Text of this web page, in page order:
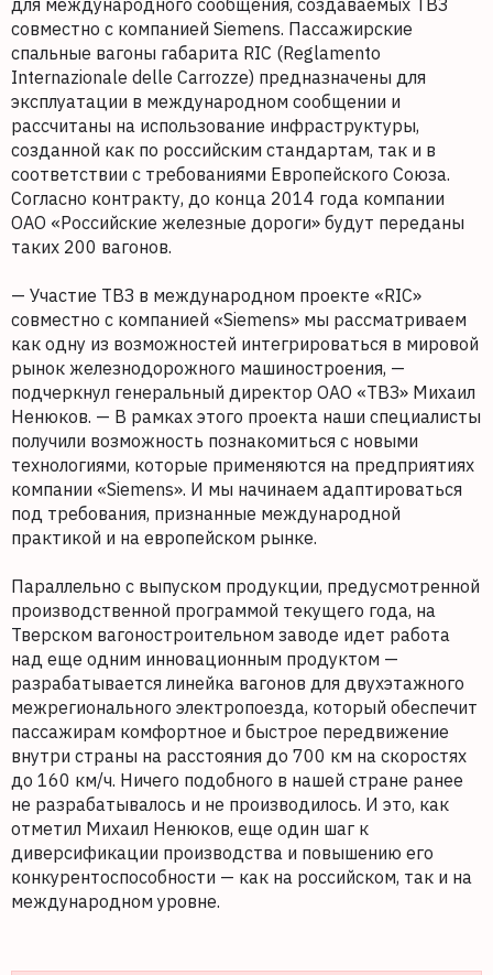
для международного сообщения, создаваемых ТВЗ
совместно с компанией Siemens. Пассажирские
спальные вагоны габарита RIC (Reglamento
Internazionale delle Carrozze) предназначены для
эксплуатации в международном сообщении и
рассчитаны на использование инфраструктуры,
созданной как по российским стандартам, так и в
соответствии с требованиями Европейского Союза.
Согласно контракту, до конца 2014 года компании
ОАО «Российские железные дороги» будут переданы
таких 200 вагонов.
— Участие ТВЗ в международном проекте «RIC»
совместно с компанией «Siemens» мы рассматриваем
как одну из возможностей интегрироваться в мировой
рынок железнодорожного машиностроения, —
подчеркнул генеральный директор ОАО «ТВЗ» Михаил
Ненюков. — В рамках этого проекта наши специалисты
получили возможность познакомиться с новыми
технологиями, которые применяются на предприятиях
компании «Siemens». И мы начинаем адаптироваться
под требования, признанные международной
практикой и на европейском рынке.
Параллельно с выпуском продукции, предусмотренной
производственной программой текущего года, на
Тверском вагоностроительном заводе идет работа
над еще одним инновационным продуктом —
разрабатывается линейка вагонов для двухэтажного
межрегионального электропоезда, который обеспечит
пассажирам комфортное и быстрое передвижение
внутри страны на расстояния до 700 км на скоростях
до 160 км/ч. Ничего подобного в нашей стране ранее
не разрабатывалось и не производилось. И это, как
отметил Михаил Ненюков, еще один шаг к
диверсификации производства и повышению его
конкурентоспособности — как на российском, так и на
международном уровне.